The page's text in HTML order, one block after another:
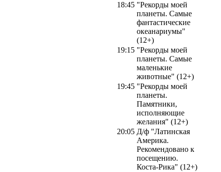
18:45 "Рекорды моей
планеты. Самые
фантастические
океанариумы"
(12+)
19:15 "Рекорды моей
планеты. Самые
маленькие
животные" (12+)
19:45 "Рекорды моей
планеты.
Памятники,
исполняющие
желания" (12+)
20:05 Д/ф "Латинская
Америка.
Рекомендовано к
посещению.
Коста-Рика" (12+)